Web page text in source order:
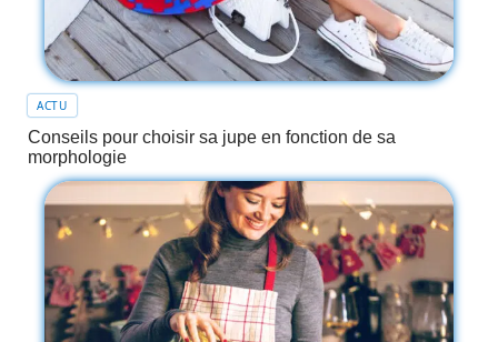
ACTU
Conseils pour choisir sa jupe en fonction de sa
morphologie